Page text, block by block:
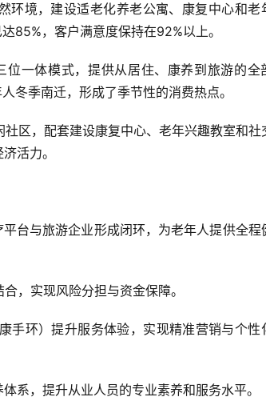
环境，建设适老化养老公寓、康复中心和老
85%，客户满意度保持在92%以上。
一体模式，提供从居住、康养到旅游的全
冬季南迁，形成了季节性的消费热点。
区，配套建设康复中心、老年兴趣教室和社
济活力。
台与旅游企业形成闭环，为老年人提供全程
，实现风险分担与资金保障。
环）提升服务体验，实现精准营销与个性
系，提升从业人员的专业素养和服务水平。